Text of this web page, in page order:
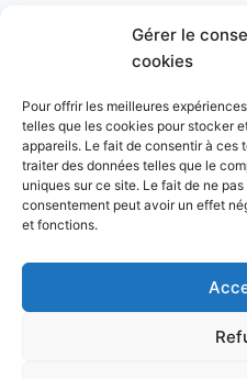
Gérer le
cookies
Pour offrir les meilleures
telles que les cookies pour stocker
appareils. Le fait de consentir à ces
traiter des données telles que le
uniques sur ce site. Le fait de ne
consentement peut avoir un effet
et fonctions.
Ce site utilise Akismet
En savoir plus sur la